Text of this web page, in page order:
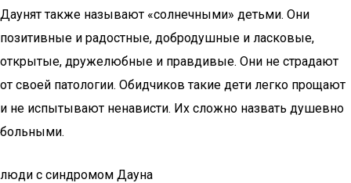
Даунят также называют «солнечными» детьми. Они
позитивные и радостные, добродушные и ласковые,
открытые, дружелюбные и правдивые. Они не страдают
от своей патологии. Обидчиков такие дети легко прощают
и не испытывают ненависти. Их сложно назвать душевно
больными.
люди с синдромом Дауна